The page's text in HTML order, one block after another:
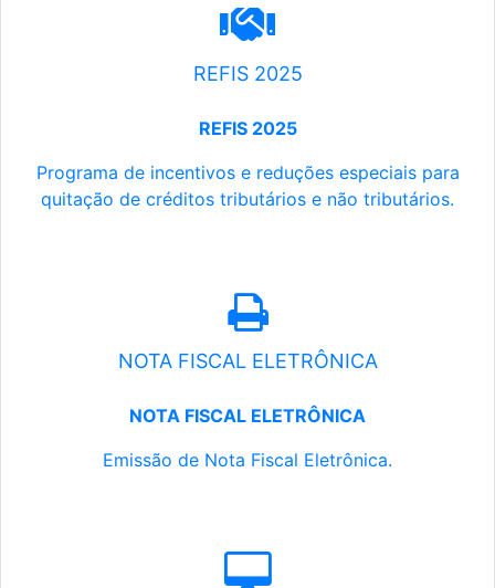
REFIS 2025
REFIS 2025
Programa de incentivos e reduções especiais para
quitação de créditos tributários e não tributários.
NOTA FISCAL ELETRÔNICA
NOTA FISCAL ELETRÔNICA
Emissão de Nota Fiscal Eletrônica.